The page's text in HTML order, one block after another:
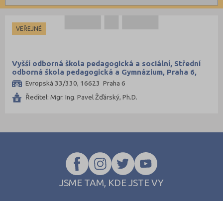
Kombinované
Brno-město (4)
Česká Lípa (1)
Domažlice (1)
Frýdek-Místek (1)
Havlíčkův Brod (3)
Cheb (1)
Jablonec nad Nisou (1)
Informatické
Dopravní
Grafické
Humanitní
Obchod, podnikání, služby
Policejní a vojenské
VEŘEJNÉ
Vyšší odborná škola pedagogická a sociální, Střední
odborná škola pedagogická a Gymnázium, Praha 6,
Evropská 33
Evropská 33/330, 16623 Praha 6
Ředitel: Mgr. Ing. Pavel Žďárský, Ph.D.
JSME TAM, KDE JSTE VY